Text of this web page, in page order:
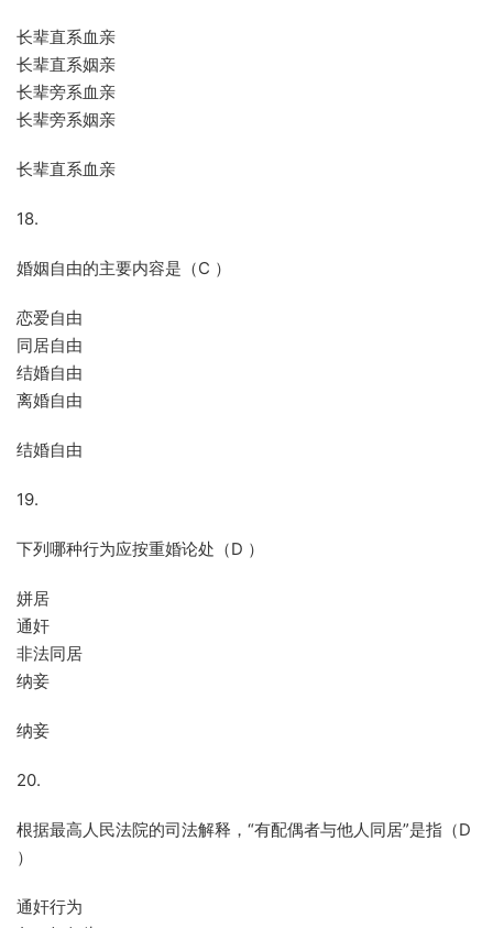
长辈直系血亲
长辈直系姻亲
长辈旁系血亲
长辈旁系姻亲
长辈直系血亲
18.
婚姻自由的主要内容是（C ）
恋爱自由
同居自由
结婚自由
离婚自由
结婚自由
19.
下列哪种行为应按重婚论处（D ）
姘居
通奸
非法同居
纳妾
纳妾
20.
根据最高人民法院的司法解释，“有配偶者与他人同居”是指（D
）
通奸行为